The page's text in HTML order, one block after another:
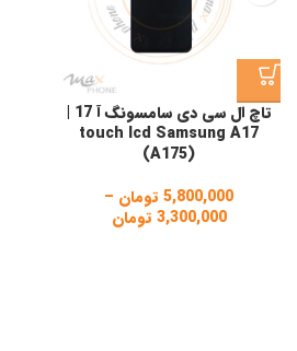
تاچ ال سی دی سامسونگ آ 17 |
touch lcd Samsung A17
(A175)
5,800,000 تومان –
3,300,000 تومان